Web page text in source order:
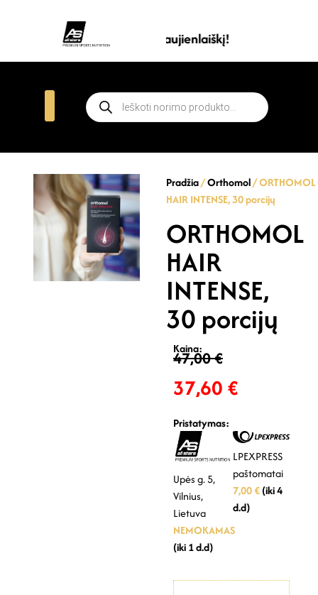
Prenumeruokite all stars naujienlaiškį!
Pradžia/Orthomol/ ORTHOMOL
HAIR INTENSE, 30 porcijų
ORTHOMOL
HAIR
INTENSE,
30 porcijų
Kaina:
47,00€
37,60 €
Pristatymas:
Upės g. 5,
Vilnius,
Lietuva
NEMOKAMAS
(iki 1 d.d)
LPEXPRESS
paštomatai
7,00 €(iki 4
d.d)